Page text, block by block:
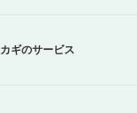
カギのサービス